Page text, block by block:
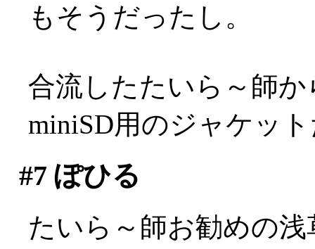
もそうだったし。
合流したたいら～師
miniSD用のジャケッ
#7 ぽひる
たいら～師お勧めの